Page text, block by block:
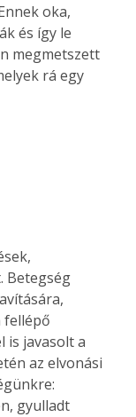
oka,
és így le
megmetszett
rá egy
Betegség
fellépő
is javasolt a
az elvonási
gyulladt